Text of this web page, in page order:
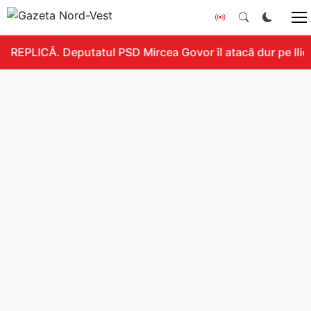
REPLICĂ. Deputatul PSD Mircea Govor îl atacă dur pe